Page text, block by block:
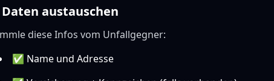
Daten austauschen
diese Infos vom Unfallgegner:
✅ Name und Adresse